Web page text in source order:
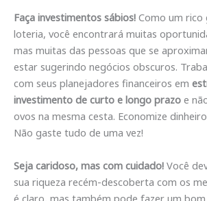
Faça investimentos sábios! Como um rico
loteria, você encontrará muitas
mas muitas das pessoas que se
estar sugerindo negócios obscuros.
com seus planejadores financeiros em
investimento de curto e longo prazo e
ovos na mesma cesta. Economize
Não gaste tudo de uma vez!
Seja caridoso, mas com cuidado! Você
sua riqueza recém-descoberta com os
é claro, mas também pode fazer um